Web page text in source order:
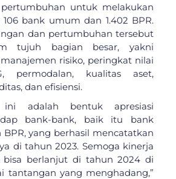
untuk melakukan
bank umum dan 1.402 BPR.
dan pertumbuhan tersebut
tujuh bagian besar, yakni
risiko, peringkat nilai
permodalan, kualitas aset,
dan efisiensi.
ini adalah bentuk apresiasi
bank-bank, baik itu bank
yang berhasil mencatatkan
di tahun 2023. Semoga kinerja
bisa berlanjut di tahun 2024 di
tantangan yang menghadang,”